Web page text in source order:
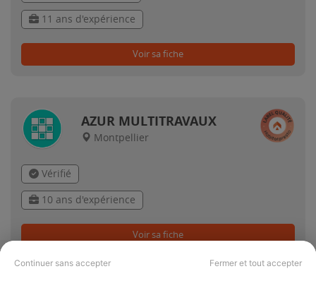
Continuer sans accepter Fermer et tout accepter
11 ans d'expérience
Voir sa fiche
AZUR MULTITRAVAUX
Montpellier
Vérifié
10 ans d'expérience
Voir sa fiche